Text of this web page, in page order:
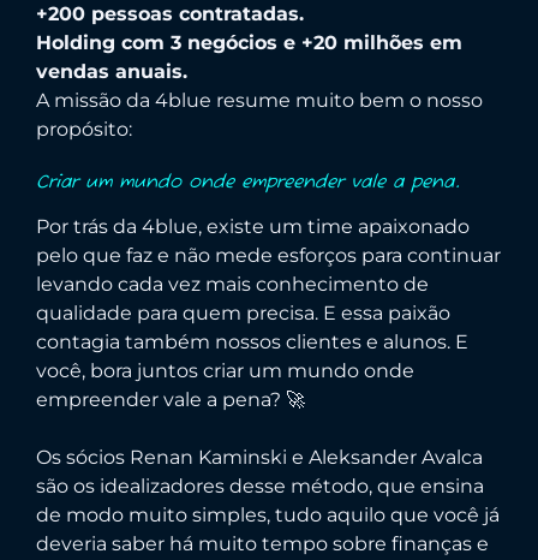
+200 pessoas contratadas.
Holding com 3 negócios e +20 milhões em
vendas anuais.
A missão da 4blue resume muito bem o nosso
propósito:
Criar um mundo onde empreender vale a pena.
Por trás da 4blue, existe um time apaixonado
pelo que faz e não mede esforços para continuar
levando cada vez mais conhecimento de
qualidade para quem precisa. E essa paixão
contagia também nossos clientes e alunos. E
você, bora juntos criar um mundo onde
empreender vale a pena? 🚀
Os sócios Renan Kaminski e Aleksander Avalca
são os idealizadores desse método, que ensina
de modo muito simples, tudo aquilo que você já
deveria saber há muito tempo sobre finanças e